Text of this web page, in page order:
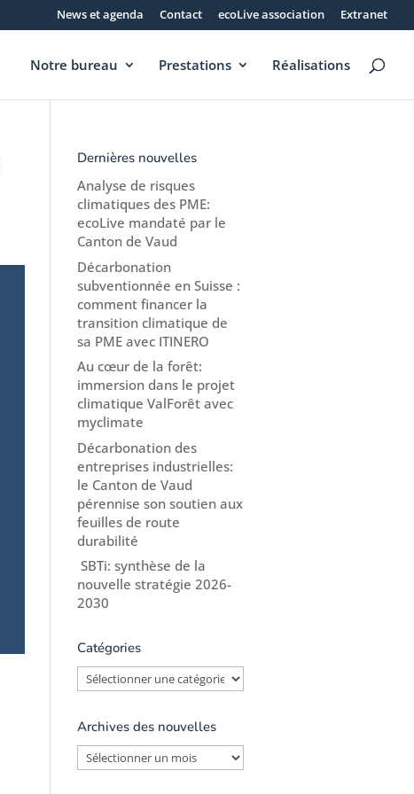
News et agenda Contact ecoLive association Extranet
Notre bureau Prestations Réalisations
Dernières nouvelles
Analyse de risques
climatiques des PME:
ecoLive mandaté par le
Canton de Vaud
Décarbonation
subventionnée en Suisse :
comment financer la
transition climatique de
sa PME avec ITINERO
Au cœur de la forêt:
immersion dans le projet
climatique ValForêt avec
myclimate
Décarbonation des
entreprises industrielles:
le Canton de Vaud
pérennise son soutien aux
feuilles de route
durabilité
SBTi: synthèse de la
nouvelle stratégie 2026-
2030
Catégories
Catégories
Archives des nouvelles
Archives
des